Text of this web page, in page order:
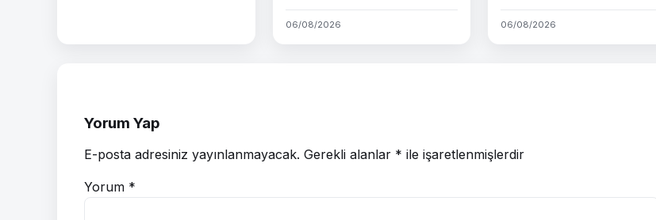
06/08/2026 06/08/2026
Yorum Yap
E-posta adresiniz yayınlanmayacak. Gerekli alanlar * ile işaretlenmişlerdir
Yorum *